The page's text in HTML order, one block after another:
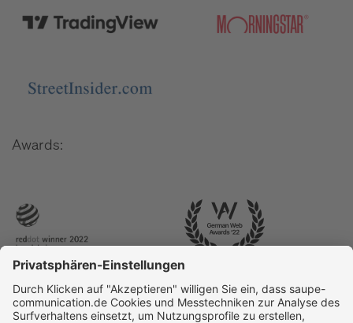
Awards: